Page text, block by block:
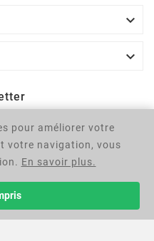


moment. Vous trouverez
du site.
pour améliorer votre
votre navigation, vous
En savoir plus.